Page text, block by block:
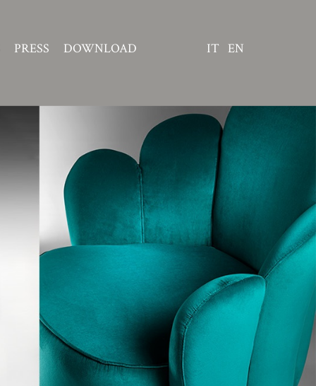
PRESS DOWNLOAD IT EN